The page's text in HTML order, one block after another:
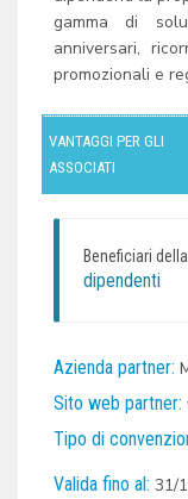
gamma di
anniversari,
promozionali e
VANTAGGI PER GLI
ASSOCIATI
Beneficiari
dipendenti
Azienda partner:
Sito web partner:
Tipo di
Valida fino al: 31/